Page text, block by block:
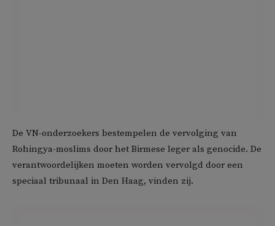
De VN-onderzoekers bestempelen de vervolging van
Rohingya-moslims door het Birmese leger als genocide. De
verantwoordelijken moeten worden vervolgd door een
speciaal tribunaal in Den Haag, vinden zij.